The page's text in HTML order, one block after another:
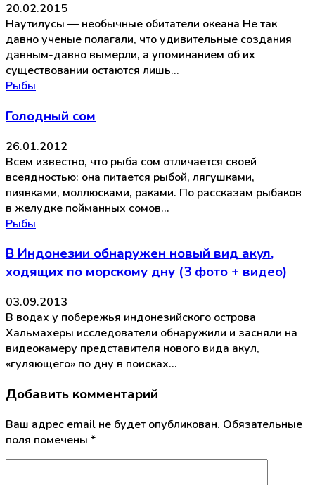
20.02.2015
Наутилусы — необычные обитатели океана Не так
давно ученые полагали, что удивительные создания
давным-давно вымерли, а упоминанием об их
существовании остаются лишь…
Рыбы
Голодный сом
26.01.2012
Всем известно, что рыба сом отличается своей
всеядностью: она питается рыбой, лягушками,
пиявками, моллюсками, раками. По рассказам рыбаков
в желудке пойманных сомов…
Рыбы
В Индонезии обнаружен новый вид акул,
ходящих по морскому дну (3 фото + видео)
03.09.2013
В водах у побережья индонезийского острова
Хальмахеры исследователи обнаружили и засняли на
видеокамеру представителя нового вида акул,
«гуляющего» по дну в поисках…
Добавить комментарий
Ваш адрес email не будет опубликован. Обязательные
поля помечены *